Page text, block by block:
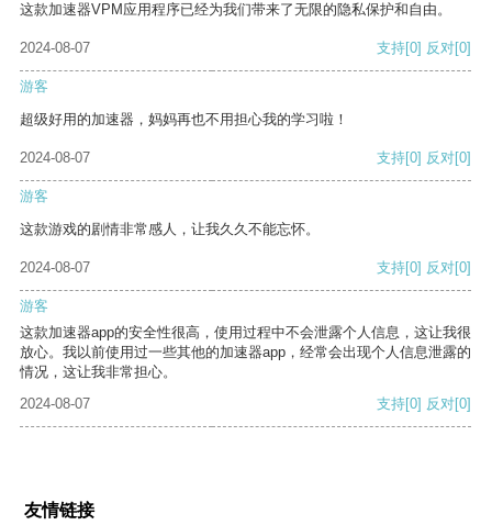
这款加速器VPM应用程序已经为我们带来了无限的隐私保护和自由。
2024-08-07 支持[0] 反对[0]
游客
超级好用的加速器，妈妈再也不用担心我的学习啦！
2024-08-07 支持[0] 反对[0]
游客
这款游戏的剧情非常感人，让我久久不能忘怀。
2024-08-07 支持[0] 反对[0]
游客
这款加速器app的安全性很高，使用过程中不会泄露个人信息，这让我很
放心。我以前使用过一些其他的加速器app，经常会出现个人信息泄露的
情况，这让我非常担心。
2024-08-07
支持[0] 反对[0]
友情链接